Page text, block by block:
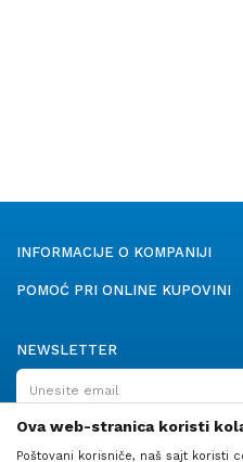
INFORMACIJE O KOMPANIJI
POMOĆ PRI ONLINE KUPOVINI
NEWSLETTER
Ova web-stranica koristi
Poštovani korisniče, naš sajt koristi